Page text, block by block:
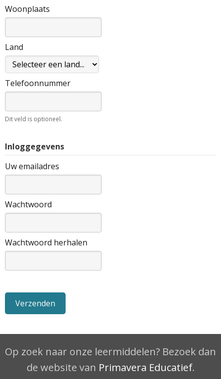
Woonplaats
Land
Telefoonnummer
Dit veld is optioneel.
Inloggegevens
Uw emailadres
Wachtwoord
Wachtwoord herhalen
Op zoek naar onze leermiddelen? Bezoek dan
de website van Primavera Educatief.